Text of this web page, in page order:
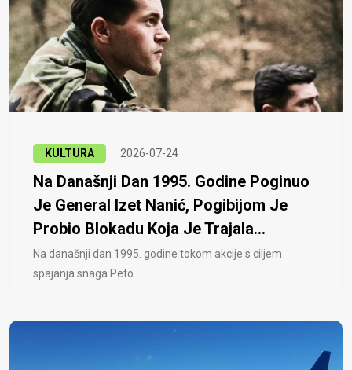
KULTURA 2026-07-24
Na Današnji Dan 1995. Godine Poginuo
Je General Izet Nanić, Pogibijom Je
Probio Blokadu Koja Je Trajala...
Na današnji dan 1995. godine tokom akcije s ciljem
spajanja snaga Peto..